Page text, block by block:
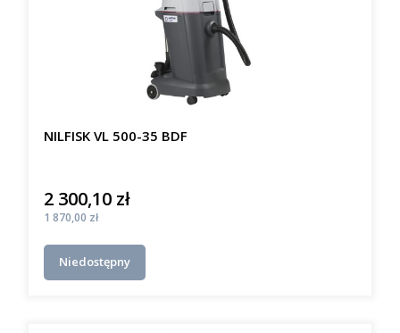
NILFISK VL 500-35 BDF
Cena
2 300,10 zł
Cena
1 870,00 zł
Niedostępny